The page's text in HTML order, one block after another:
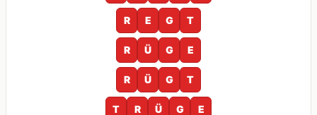
R E G T
R Ü G E
R Ü G T
T R Ü G E